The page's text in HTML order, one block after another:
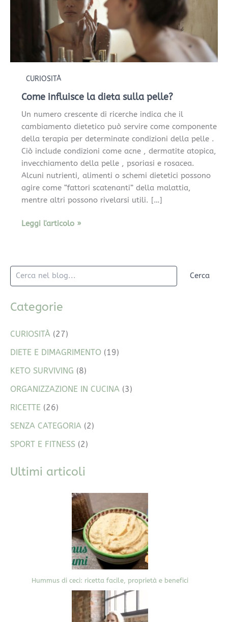
CURIOSITÀ
Come influisce la dieta sulla pelle?
Un numero crescente di ricerche indica che il
cambiamento dietetico può servire come componente
della terapia per determinate condizioni della pelle .
Ciò include condizioni come acne , dermatite atopica,
invecchiamento della pelle , psoriasi e rosacea.
Alcuni nutrienti, alimenti o schemi dietetici possono
agire come “fattori scatenanti” della malattia,
mentre altri possono rivelarsi utili. […]
Leggi l'articolo »
Cerca
Categorie
CURIOSITÀ (27)
DIETE E DIMAGRIMENTO (19)
KETO SURVIVING (8)
ORGANIZZAZIONE IN CUCINA (3)
RICETTE (26)
SENZA CATEGORIA (2)
SPORT E FITNESS (2)
Ultimi articoli
Hummus di ceci: ricetta facile, proprietà e benefici